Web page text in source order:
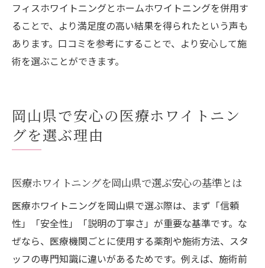
験
口コミで分かる医療ホワイトニングの実力と評
判
医療ホワイトニングの口コミで分かる効果
とめ
実際の利用者が語る医療ホワイトニングの
評判が高い医療ホワイトニングの特徴とは
医療ホワイトニング選びに役立つ口コミ情
報
満足できる医療ホワイトニング口コミ活用
術
フィスホワイトニングとホームホワイトニングを併用す
ることで、より満足度の高い結果を得られたという声も
あります。口コミを参考にすることで、より安心して施
術を選ぶことができます。
岡山県で安心の医療ホワイトニン
グを選ぶ理由
医療ホワイトニングを岡山県で選ぶ安心の基準とは
医療ホワイトニングを岡山県で選ぶ際は、まず「信頼
性」「安全性」「説明の丁寧さ」が重要な基準です。な
ぜなら、医療機関ごとに使用する薬剤や施術方法、スタ
ッフの専門知識に違いがあるためです。例えば、施術前